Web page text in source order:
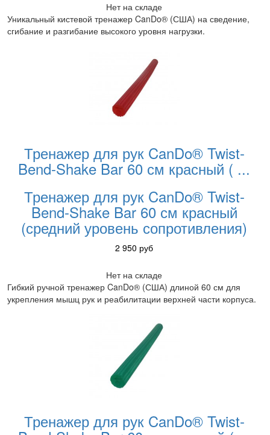
Нет на складе
Уникальный кистевой тренажер CanDo® (США) на сведение,
сгибание и разгибание высокого уровня нагрузки.
Тренажер для рук CanDo® Twist-
Bend-Shake Bar 60 см красный ( ...
Тренажер для рук CanDo® Twist-
Bend-Shake Bar 60 см красный
(средний уровень сопротивления)
2 950 руб
Нет на складе
Гибкий ручной тренажер CanDo® (США) длиной 60 см для
укрепления мышц рук и реабилитации верхней части корпуса.
Тренажер для рук CanDo® Twist-